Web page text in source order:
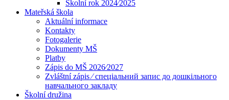
Školní rok 2024⁄2025
Mateřská škola
Aktuální informace
Kontakty
Fotogalerie
Dokumenty MŠ
Platby
Zápis do MŠ 2026⁄2027
Zvláštní zápis ⁄ спеціальний запис до дошкільного
навчального закладу
Školní družina